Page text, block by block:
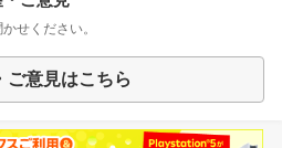
せください。
ご意見はこちら